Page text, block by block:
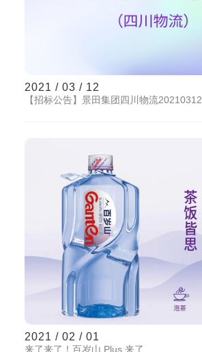
2021 / 03 / 12
【招标公告】景田集团四川物流20210312
2021 / 02 / 01
来了来了！百岁山 Plus 来了